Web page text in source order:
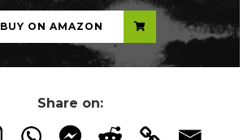
BUY ON AMAZON
Share on: